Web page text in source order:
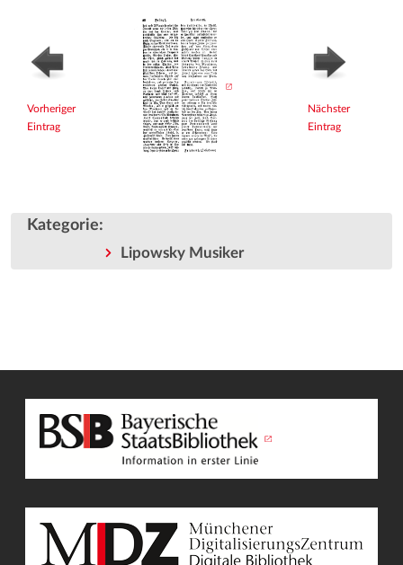
Vorheriger
Eintrag
Nächster
Eintrag
Kategorie:
Lipowsky Musiker